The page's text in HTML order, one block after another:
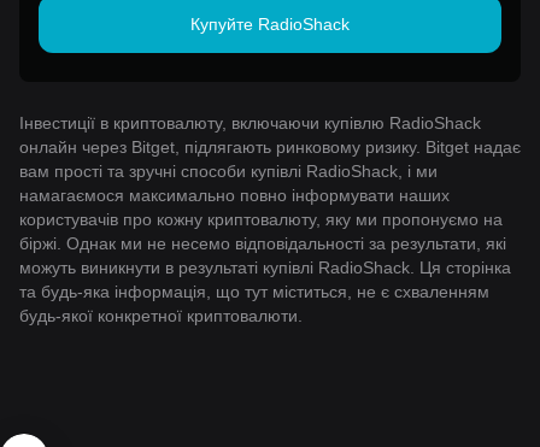
Купуйте RadioShack
Інвестиції в криптовалюту, включаючи купівлю RadioShack
онлайн через Bitget, підлягають ринковому ризику. Bitget надає
вам прості та зручні способи купівлі RadioShack, і ми
намагаємося максимально повно інформувати наших
користувачів про кожну криптовалюту, яку ми пропонуємо на
біржі. Однак ми не несемо відповідальності за результати, які
можуть виникнути в результаті купівлі RadioShack. Ця сторінка
та будь-яка інформація, що тут міститься, не є схваленням
будь-якої конкретної криптовалюти.